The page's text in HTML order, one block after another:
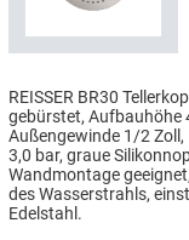
REISSER BR30
gebürstet, Aufbauhöhe
Außengewinde 1/2
3,0 bar, graue
Wandmontage
des Wasserstrahls,
Edelstahl.